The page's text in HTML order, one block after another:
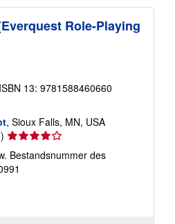
Role-Playing
ISBN 13: 9781588460660
, Sioux Falls, MN, USA
Verkäuferbewertung
4
von
5
Bestandsnummer des